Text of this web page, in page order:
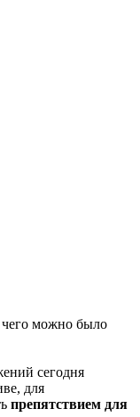
чего можно было
сегодня
для
препятствием для